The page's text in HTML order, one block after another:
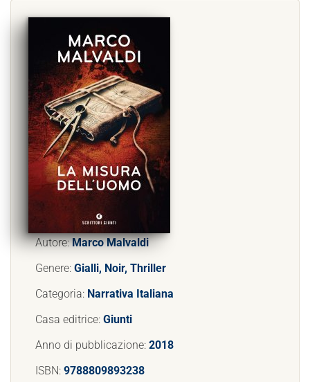
Autore:Marco Malvaldi
Genere: Gialli, Noir, Thriller
Categoria: Narrativa Italiana
Casa editrice: Giunti
Anno di pubblicazione: 2018
ISBN: 9788809893238